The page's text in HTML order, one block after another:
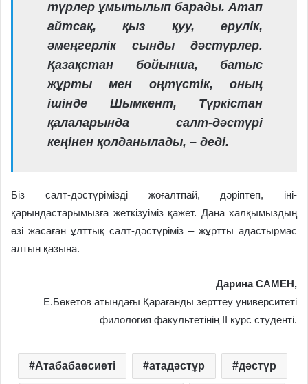
түрлер ұмытылып барады. Атап
айт­сақ, қыз қуу, ерулік,
әмеңгерлік сынды дәс­түрлер.
Қазақстан бойынша, батыс
жұрты мен оңтүстік, оның
ішінде Шымкент, Түркістан
қалаларында салт-дәстүрі
кеңінен қолданылады, – деді.
Біз салт-дәстүрімізді жоғалтпай, дә­ріптеп, іні-
қарындастарымызға жеткі­зуіміз қажет. Дана халқымыздың
өзі жасаған ұлттық салт-дәстүріміз – жұртты адастырмас
алтын қазына.
Дарина САМЕН,
Е.Бөкетов атындағы Қарағанды зерттеу университеті
филология факультетінің ІІ курс студенті.
Атабабаөсиеті атадәстұр дәстүр